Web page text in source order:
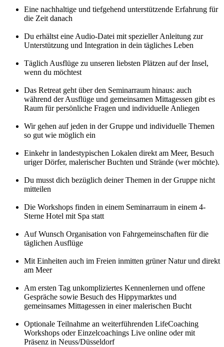
Eine nachhaltige und tiefgehend unterstützende Erfahrung für
die Zeit danach
Du erhältst eine Audio-Datei mit spezieller Anleitung zur
Unterstützung und Integration in dein tägliches Leben
Täglich Ausflüge zu unseren liebsten Plätzen auf der Insel,
wenn du möchtest
Das Retreat geht über den Seminarraum hinaus: auch
während der Ausflüge und gemeinsamen Mittagessen gibt es
Raum für persönliche Fragen und individuelle Anliegen
Wir gehen auf jeden in der Gruppe und individuelle Themen
so gut wie möglich ein
Einkehr in landestypischen Lokalen direkt am Meer, Besuch
uriger Dörfer, malerischer Buchten und Strände (wer möchte).
Du musst dich bezüglich deiner Themen in der Gruppe nicht
mitteilen
Die Workshops finden in einem Seminarraum in einem 4-
Sterne Hotel mit Spa statt
Auf Wunsch Organisation von Fahrgemeinschaften für die
täglichen Ausflüge
Mit Einheiten auch im Freien inmitten grüner Natur und direkt
am Meer
Am ersten Tag unkompliziertes Kennenlernen und offene
Gespräche sowie Besuch des Hippymarktes und
gemeinsames Mittagessen in einer malerischen Bucht
Optionale Teilnahme an weiterführenden LifeCoaching
Workshops oder Einzelcoachings Live online oder mit
Präsenz in Neuss/Düsseldorf